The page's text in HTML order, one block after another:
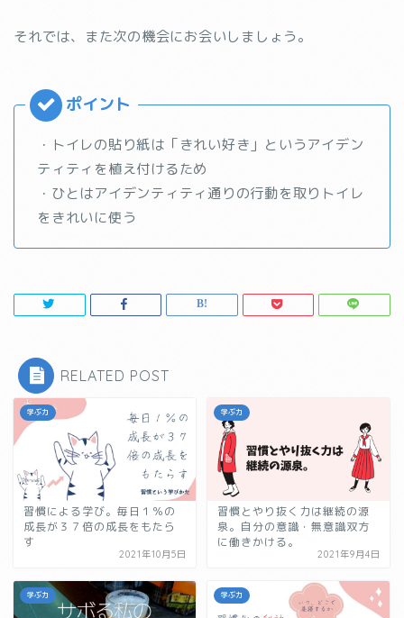
それでは、また次の機会にお会いしましょう。
・トイレの貼り紙は「きれい好き」というアイデン
ティティを植え付けるため
・ひとはアイデンティティ通りの行動を取りトイレ
をきれいに使う
RELATED POST
学ぶ力
習慣による学び。毎日１％の
成長が３７倍の成長をもたら
す
2021年10月5日
学ぶ力
習慣とやり抜く力は継続の源
泉。自分の意識・無意識双方
に働きかける。
2021年9月4日
学ぶ力 学ぶ力